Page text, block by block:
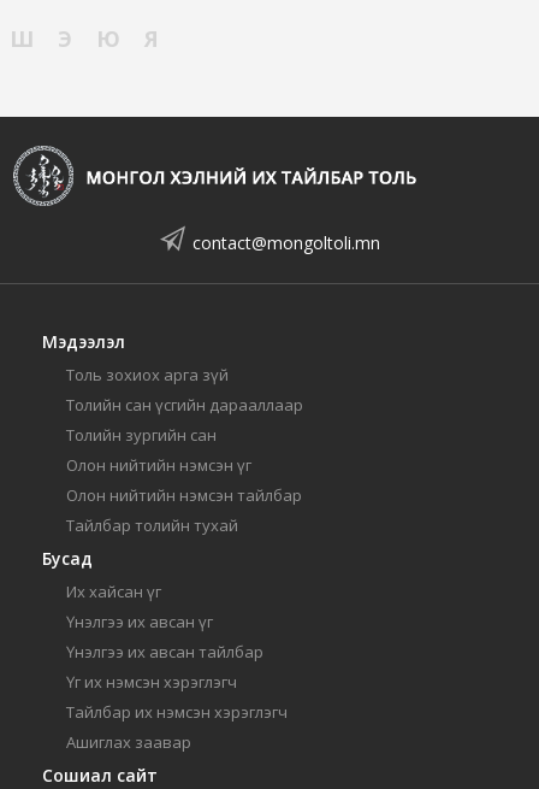
Ш
Э Ю Я
contact@mongoltoli.mn
Мэдээлэл
Толь зохиох арга зүй
Толийн сан үсгийн дарааллаар
Толийн зургийн сан
Олон нийтийн нэмсэн үг
Олон нийтийн нэмсэн тайлбар
Тайлбар толийн тухай
Бусад
Их хайсан үг
Үнэлгээ их авсан үг
Үнэлгээ их авсан тайлбар
Үг их нэмсэн хэрэглэгч
Тайлбар их нэмсэн хэрэглэгч
Ашиглах заавар
Сошиал сайт